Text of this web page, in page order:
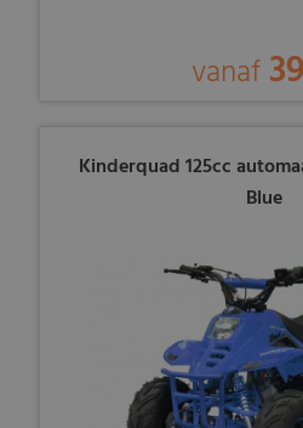
vanaf
Kinderquad 125cc
Blue